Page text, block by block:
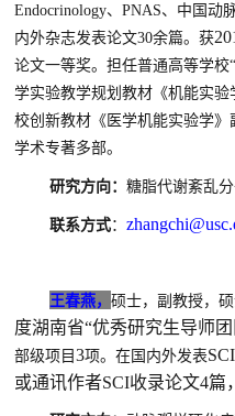
Endocrinology、PNAS、中国动
内外杂志发表论文30余篇。获
论文一等奖。担任普通高等学校
学实验教学规划教材《机能实
校创新教材《医学机能实验学
学术专著多部。
研究方向：糖脂代谢紊乱
联系方式：
王春燕，硕士，副教授，
度湖南省“优秀研究生导师
部级项目3项。在国内外发表
或通讯作者SCI收录论文4篇